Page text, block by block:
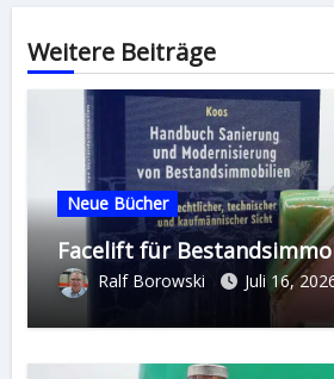
Weitere Beiträge
Neue Bücher
Facelift für
Ralf Borowski Juli 16,